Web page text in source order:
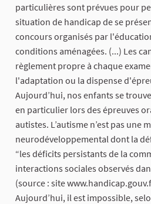
particulières sont prévues pour
situation de handicap de se
concours organisés par
conditions aménagées. (...) Les
règlement propre à chaque
l'adaptation ou la dispense
Aujourd’hui, nos enfants se
en particulier lors des épreuves
autistes. L’autisme n’est pas une
neurodéveloppemental dont la
“les déficits persistants de la
interactions sociales observés
(source : site
Aujourd’hui, il est impossible,